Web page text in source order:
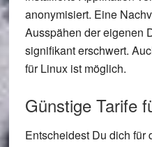
anonymisiert. Eine
Ausspähen der eigenen
signifikant erschwert.
für Linux ist möglich.
Günstige Tarife
Entscheidest Du dich für